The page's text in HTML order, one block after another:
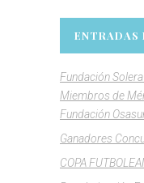
ENTRADAS
Fundación
Miembros de
Fundación
Ganadores
COPA